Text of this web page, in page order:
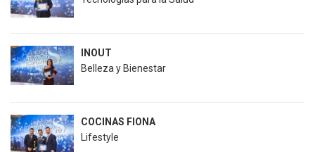
INOUT
Belleza y Bienestar
COCINAS FIONA
Lifestyle